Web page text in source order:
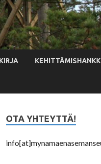
OTA YHTEYTTÄ!